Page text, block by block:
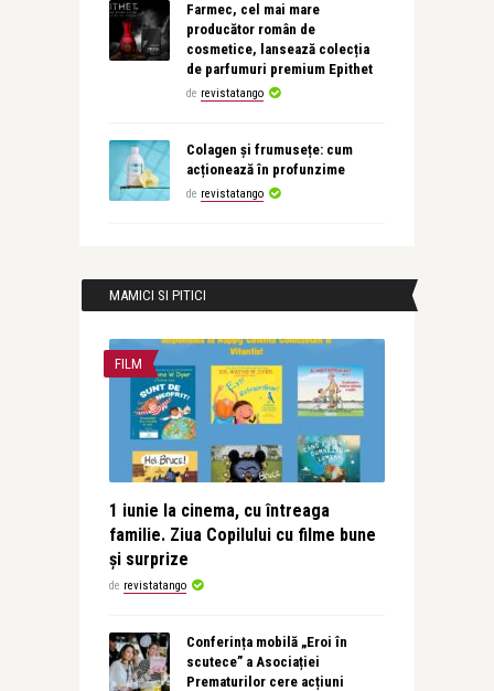
Farmec, cel mai mare
producător român de
cosmetice, lansează colecția
de parfumuri premium Epithet
de revistatango
Colagen și frumusețe: cum
acționează în profunzime
de revistatango
MAMICI SI PITICI
FILM
1 iunie la cinema, cu întreaga
familie. Ziua Copilului cu filme bune
și surprize
de revistatango
Conferința mobilă „Eroi în
scutece” a Asociației
Prematurilor cere acțiuni